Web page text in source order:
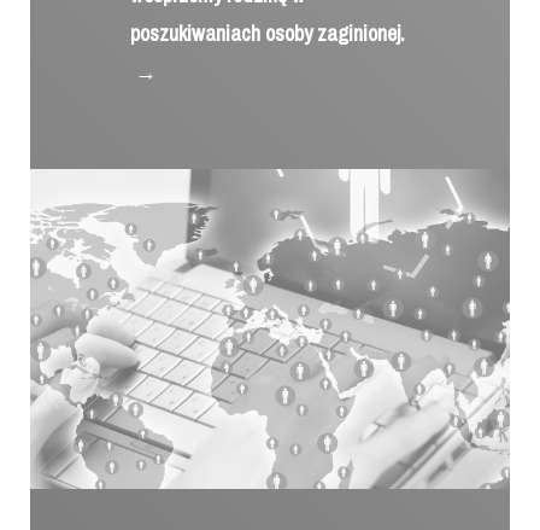
poszukiwaniach osoby zaginionej.
→